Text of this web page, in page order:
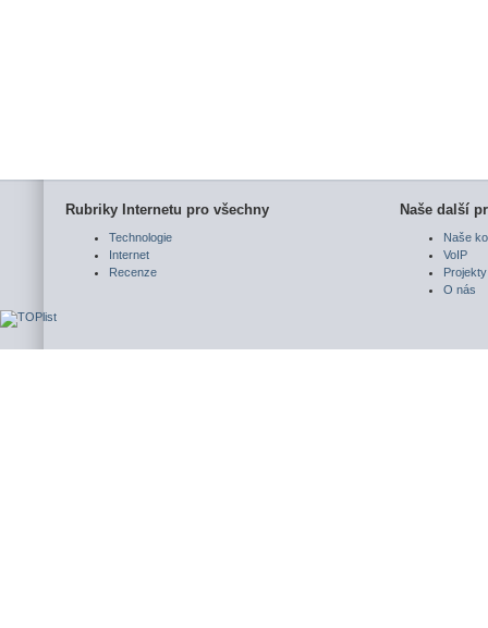
Rubriky Internetu pro všechny
Technologie
Internet
Recenze
Naše další
Naše
VoIP
Projekty
O nás